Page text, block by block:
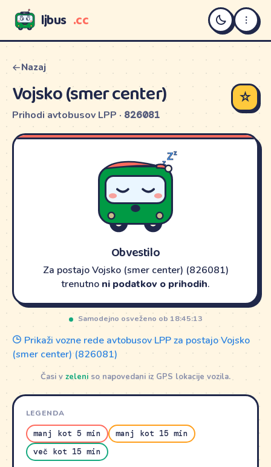
LJBUS ljbus .cc
Nazaj
Vojsko (smer center)
Prihodi avtobusov LPP · 826081
☆
Obvestilo
Za postajo Vojsko (smer center) (826081)
trenutno ni podatkov o prihodih.
Samodejno osveženo ob 18:45:13
Prikaži vozne rede avtobusov LPP za postajo Vojsko
(smer center) (826081)
Časi v zeleni so napovedani iz GPS lokacije vozila.
LEGENDA
manj kot 5 min
manj kot 15 min
več kot 15 min